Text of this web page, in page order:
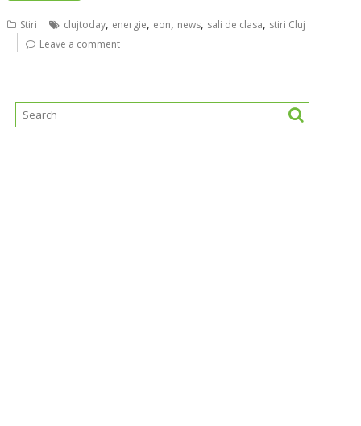
Stiri clujtoday, energie, eon, news, sali de clasa, stiri Cluj
Leave a comment